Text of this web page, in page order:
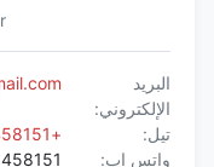
الإلكتروني:
واتس اب: